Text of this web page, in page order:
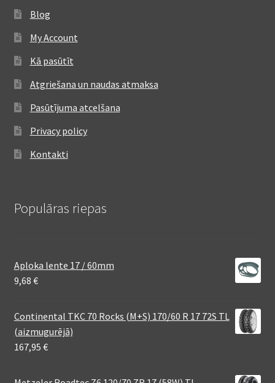
Blog
My Account
Kā pasūtīt
Atgriešana un naudas atmaksa
Pasūtījuma atcelšana
Privacy policy
Kontakti
Populāras riepas
Aploka lente 17 / 60mm
9,68 €
Continental TKC 70 Rocks (M+S) 170/60 R 17 72S TL
(aizmugurējā)
167,95 €